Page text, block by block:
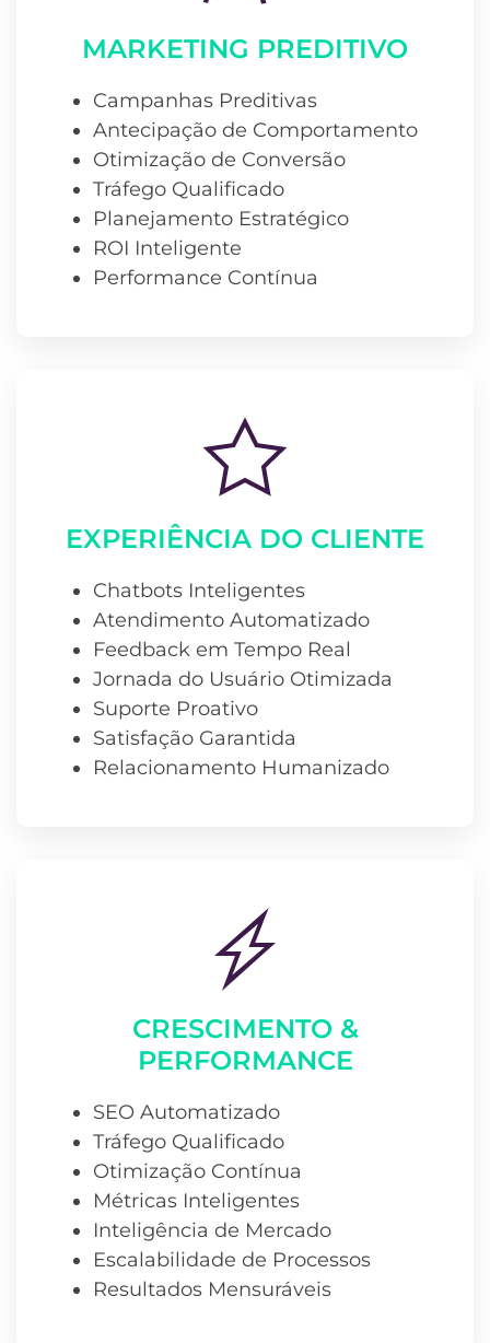
MARKETING PREDITIVO
Campanhas Preditivas
Antecipação de Comportamento
Otimização de Conversão
Tráfego Qualificado
Planejamento Estratégico
ROI Inteligente
Performance Contínua
EXPERIÊNCIA DO CLIENTE
Chatbots Inteligentes
Atendimento Automatizado
Feedback em Tempo Real
Jornada do Usuário Otimizada
Suporte Proativo
Satisfação Garantida
Relacionamento Humanizado
CRESCIMENTO &
PERFORMANCE
SEO Automatizado
Tráfego Qualificado
Otimização Contínua
Métricas Inteligentes
Inteligência de Mercado
Escalabilidade de Processos
Resultados Mensuráveis